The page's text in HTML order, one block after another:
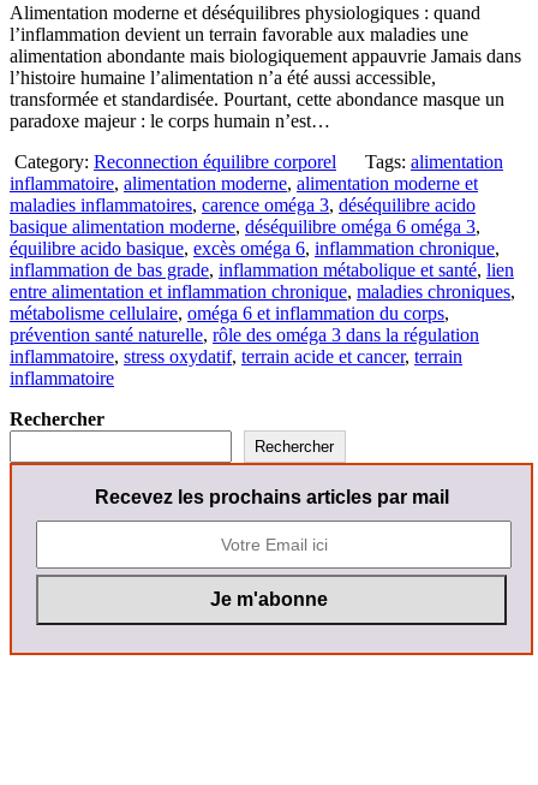
Alimentation moderne et déséquilibres physiologiques : quand
l’inflammation devient un terrain favorable aux maladies une
alimentation abondante mais biologiquement appauvrie Jamais dans
l’histoire humaine l’alimentation n’a été aussi accessible,
transformée et standardisée. Pourtant, cette abondance masque un
paradoxe majeur : le corps humain n’est…
Category: Reconnection équilibre corporel Tags: alimentation
inflammatoire, alimentation moderne, alimentation moderne et
maladies inflammatoires, carence oméga 3, déséquilibre acido
basique alimentation moderne, déséquilibre oméga 6 oméga 3,
équilibre acido basique, excès oméga 6, inflammation chronique,
inflammation de bas grade, inflammation métabolique et santé, lien
entre alimentation et inflammation chronique, maladies chroniques,
métabolisme cellulaire, oméga 6 et inflammation du corps,
prévention santé naturelle, rôle des oméga 3 dans la régulation
inflammatoire, stress oxydatif, terrain acide et cancer, terrain
inflammatoire
Rechercher
Rechercher
Recevez les prochains articles par mail